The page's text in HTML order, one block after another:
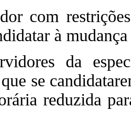
com
à
da
se
reduzida